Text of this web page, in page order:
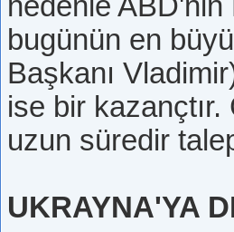
bugünün en
Başkanı
ise bir
uzun süredir
UKRAYNA'YA